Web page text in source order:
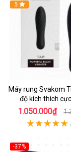
Hot
5
Máy rung Svakom
độ kích thích
1.050.000₫
-37%